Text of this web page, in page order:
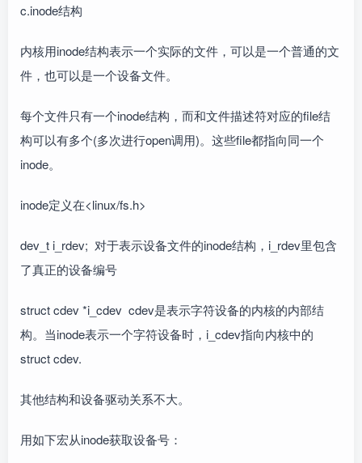
c.inode结构
内核用inode结构表示一个实际的文件，可以是一个普通的文
件，也可以是一个设备文件。
每个文件只有一个inode结构，而和文件描述符对应的file结
构可以有多个(多次进行open调用)。这些file都指向同一个
inode。
inode定义在<linux/fs.h>
dev_t i_rdev; 对于表示设备文件的inode结构，i_rdev里包含
了真正的设备编号
struct cdev *i_cdev cdev是表示字符设备的内核的内部结
构。当inode表示一个字符设备时，i_cdev指向内核中的
struct cdev.
其他结构和设备驱动关系不大。
用如下宏从inode获取设备号：